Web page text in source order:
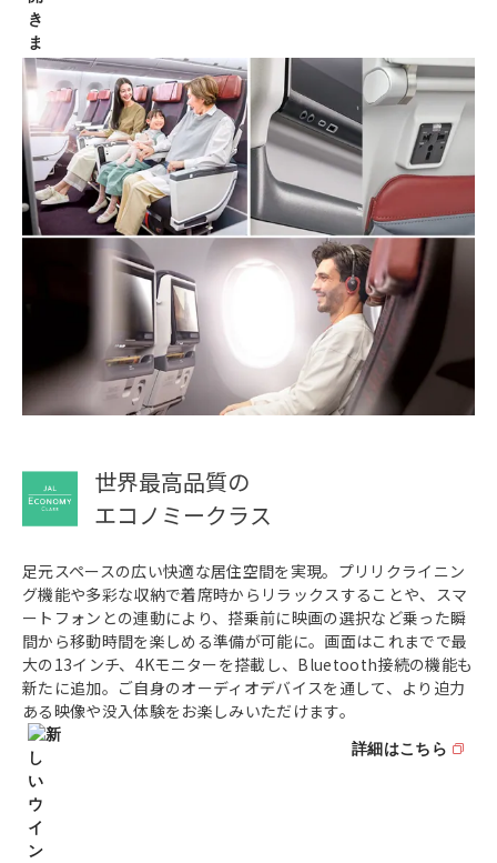
世界最高品質の
エコノミークラス
足元スペースの広い快適な居住空間を実現。プリリクライニン
グ機能や多彩な収納で着席時からリラックスすることや、スマ
ートフォンとの連動により、搭乗前に映画の選択など乗った瞬
間から移動時間を楽しめる準備が可能に。画面はこれまでで最
大の13インチ、4Kモニターを搭載し、Bluetooth接続の機能も
新たに追加。ご自身のオーディオデバイスを通して、より迫力
ある映像や没入体験をお楽しみいただけます。
詳細はこちら